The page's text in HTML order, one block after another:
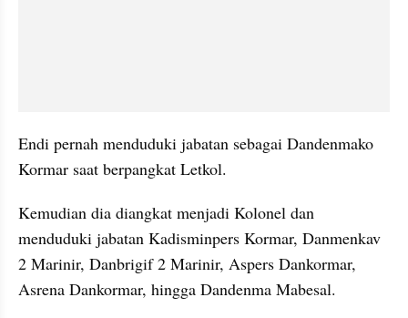
Endi pernah menduduki jabatan sebagai Dandenmako
Kormar saat berpangkat Letkol.
Kemudian dia diangkat menjadi Kolonel dan
menduduki jabatan Kadisminpers Kormar, Danmenkav
2 Marinir, Danbrigif 2 Marinir, Aspers Dankormar,
Asrena Dankormar, hingga Dandenma Mabesal.